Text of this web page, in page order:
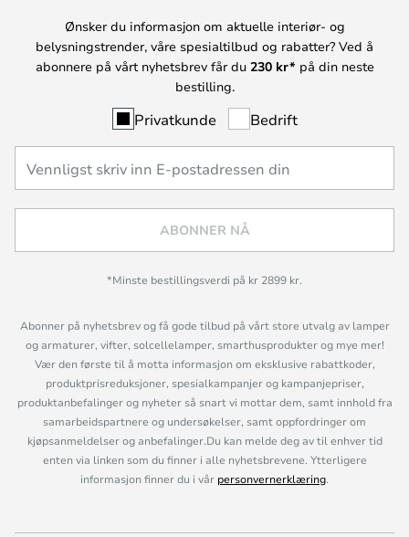
Ønsker du informasjon om aktuelle interiør- og
belysningstrender, våre spesialtilbud og rabatter? Ved å
abonnere på vårt nyhetsbrev får du 230 kr* på din neste
bestilling.
Privatkunde Bedrift
ABONNER NÅ
*Minste bestillingsverdi på kr 2899 kr.
Abonner på nyhetsbrev og få gode tilbud på vårt store utvalg av lamper
og armaturer, vifter, solcellelamper, smarthusprodukter og mye mer!
Vær den første til å motta informasjon om eksklusive rabattkoder,
produktprisreduksjoner, spesialkampanjer og kampanjepriser,
produktanbefalinger og nyheter så snart vi mottar dem, samt innhold fra
samarbeidspartnere og undersøkelser, samt oppfordringer om
kjøpsanmeldelser og anbefalinger.Du kan melde deg av til enhver tid
enten via linken som du finner i alle nyhetsbrevene. Ytterligere
informasjon finner du i vår personvernerklæring.